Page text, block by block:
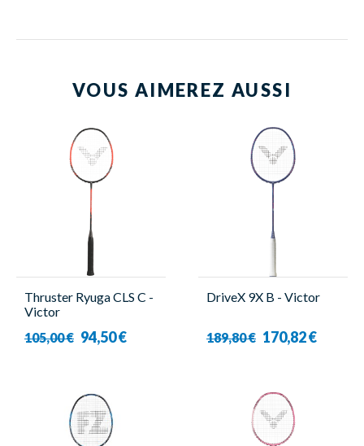
VOUS AIMEREZ AUSSI
Thruster Ryuga CLS C -
Victor
105,00 € 94,50 €
DriveX 9X B - Victor
189,80 € 170,82 €